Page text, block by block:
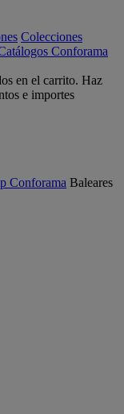
Colecciones
Conforama
en el carrito. Haz
e importes
Conforama Baleares